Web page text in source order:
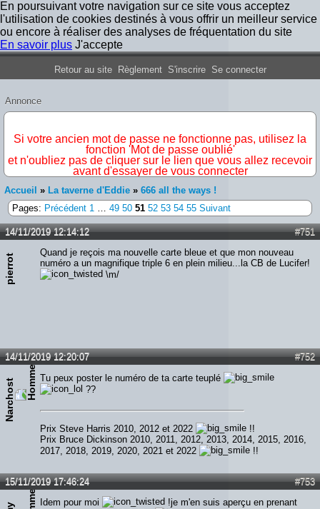
En poursuivant votre navigation sur ce site vous acceptez
l'utilisation de cookies destinés à vous offrir un meilleur service
ou encore à réaliser des analyses de fréquentation du site
En savoir plus J'accepte
Forum Iron Maiden France
Retour au site Règlement S'inscrire Se connecter
Annonce
Si votre ancien mot de passe ne fonctionne pas, utilisez la
fonction 'Mot de passe oublié'
et n'oubliez pas de cliquer sur le lien que vous allez recevoir
avant d'essayer de vous connecter
Accueil » La taverne d'Eddie » 666 all the ways !
Pages: Précédent 1 … 49 50 51 52 53 54 55 Suivant
#751
14/11/2019 12:14:12
pierrot
Quand je reçois ma nouvelle carte bleue et que mon nouveau
numéro a un magnifique triple 6 en plein milieu...la CB de Lucifer!
\m/
#752
14/11/2019 12:20:07
Narchost
Tu peux poster le numéro de ta carte teuplé
??
Prix Steve Harris 2010, 2012 et 2022
!!
Prix Bruce Dickinson 2010, 2011, 2012, 2013, 2014, 2015, 2016,
2017, 2018, 2019, 2020, 2021 et 2022
!!
#753
15/11/2019 17:46:24
Idem pour moi
!je m'en suis aperçu en prenant